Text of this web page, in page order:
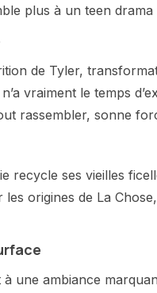
plus à un teen drama
de Tyler,
vraiment le temps
rassembler, sonne
recycle ses vieilles
origines de La
une ambiance